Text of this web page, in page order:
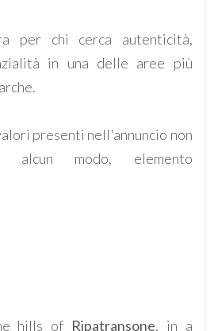
per chi cerca autenticità,
in una delle aree più
presenti nell'annuncio non
alcun modo, elemento
hills of Ripatransone, in a